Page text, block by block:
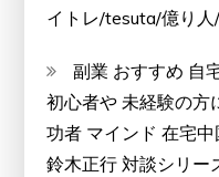
イトレ/tesuta/億り人
副業 おすすめ 自
初心者や 未経験の方
功者 マインド 在宅
鈴木正行 対談シリー